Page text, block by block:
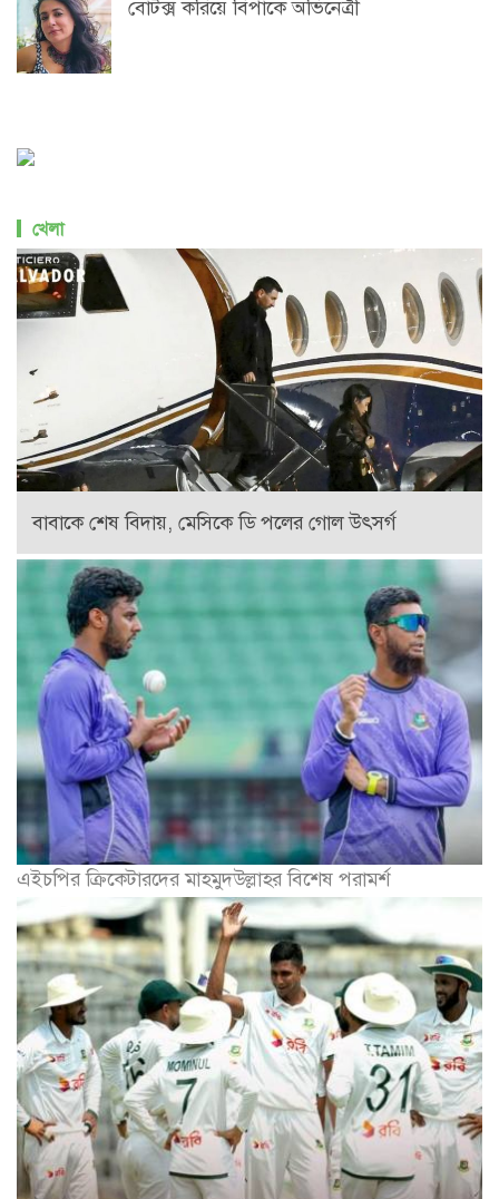
বোটক্স করিয়ে বিপাকে অভিনেত্রী
খেলা
বাবাকে শেষ বিদায়, মেসিকে ডি পলের গোল উৎসর্গ
এইচপির ক্রিকেটারদের মাহমুদউল্লাহর বিশেষ পরামর্শ